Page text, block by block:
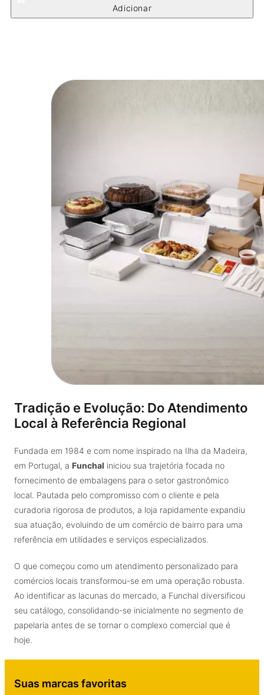
Tradição e Evolução: Do Atendimento
Local à Referência Regional
Fundada em 1984 e com nome inspirado na Ilha da Madeira,
em Portugal, a Funchal iniciou sua trajetória focada no
fornecimento de embalagens para o setor gastronômico
local. Pautada pelo compromisso com o cliente e pela
curadoria rigorosa de produtos, a loja rapidamente expandiu
sua atuação, evoluindo de um comércio de bairro para uma
referência em utilidades e serviços especializados.
O que começou como um atendimento personalizado para
comércios locais transformou-se em uma operação robusta.
Ao identificar as lacunas do mercado, a Funchal diversificou
seu catálogo, consolidando-se inicialmente no segmento de
papelaria antes de se tornar o complexo comercial que é
hoje.
Suas marcas favoritas